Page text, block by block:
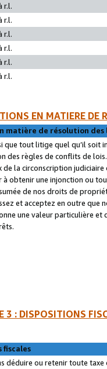
r.l.
r.l.
r.l.
r.l.
r.l.
r.l.
EN MATIERE DE
matière de résolution
que tout litige quel qu’il soit
des règles de conflits de
de la circonscription
à obtenir une injonction ou
de nos droits de
et acceptez en outre que
une valeur particulière
3 : DISPOSITIONS
fiscales
déduire ou retenir toute